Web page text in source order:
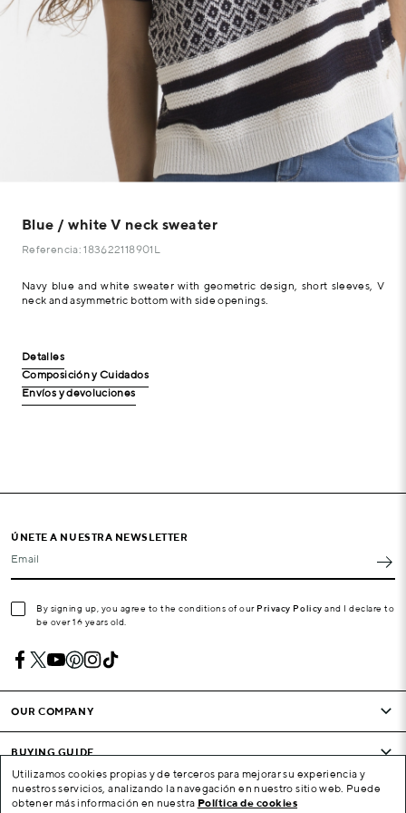
Blue / white V neck sweater
Referencia: 183622118901L
Navy blue and white sweater with geometric design, short sleeves, V
neck and asymmetric bottom with side openings.
Detalles
Composición y Cuidados
Envíos y devoluciones
ÚNETE A NUESTRA NEWSLETTER
Email
By signing up, you agree to the conditions of our Privacy Policy and I declare to
be over 16 years old.
OUR COMPANY
BUYING GUIDE
CONDITIONS AND COMPANY
Utilizamos cookies propias y de terceros para mejorar su experiencia y
nuestros servicios, analizando la navegación en nuestro sitio web. Puede
obtener más información en nuestra Política de cookies